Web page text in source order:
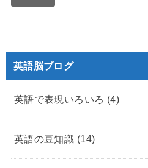
英語脳ブログ
英語で表現いろいろ (4)
英語の豆知識 (14)